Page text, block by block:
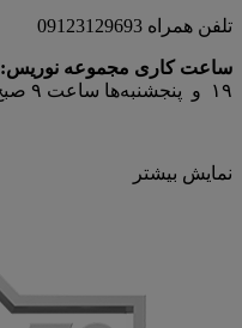
تلفن همراه 09123129693
ساعت کاری مجموعه نوریس:
۱۹ و پنجشنبه‌ها ساعت ۹ صبح الی ۱۵
نمایش بیشتر